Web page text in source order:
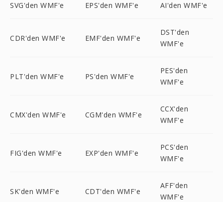
SVG'den WMF'e EPS'den WMF'e AI'den WMF'e
CDR'den WMF'e EMF'den WMF'e
DST'den
WMF'e
PLT'den WMF'e PS'den WMF'e
PES'den
WMF'e
CMX'den WMF'e CGM'den WMF'e
CCX'den
WMF'e
FIG'den WMF'e EXP'den WMF'e
PCS'den
WMF'e
SK'den WMF'e CDT'den WMF'e
AFF'den
WMF'e